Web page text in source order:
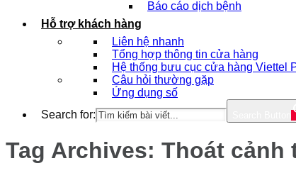
Báo cáo dịch bệnh
Hỗ trợ khách hàng
Liên hệ nhanh
Tổng hợp thông tin cửa hàng
Hệ thống bưu cục cửa hàng Viettel
Câu hỏi thường gặp
Ứng dụng số
Search for:
Tag Archives: Thoát cảnh